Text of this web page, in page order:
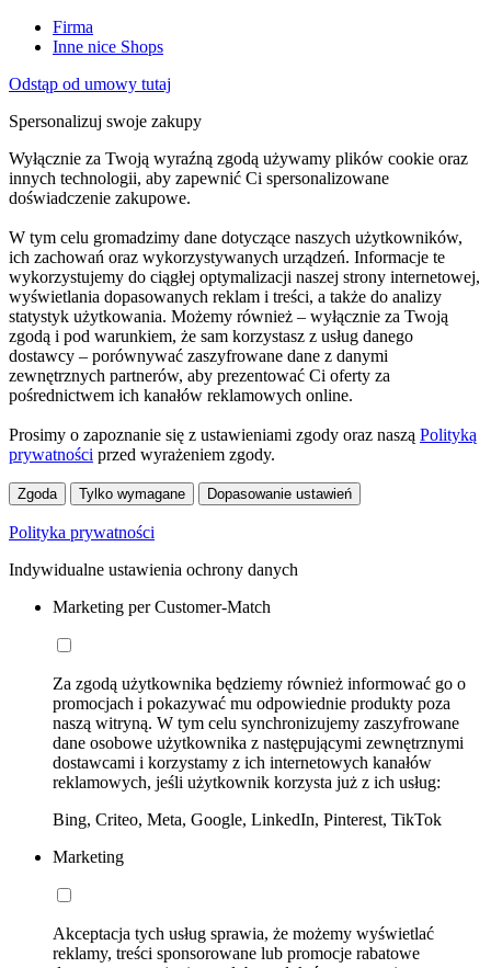
Firma
Inne nice Shops
Odstąp od umowy tutaj
Spersonalizuj swoje zakupy
Wyłącznie za Twoją wyraźną zgodą używamy plików cookie oraz
innych technologii, aby zapewnić Ci spersonalizowane
doświadczenie zakupowe.
W tym celu gromadzimy dane dotyczące naszych użytkowników,
ich zachowań oraz wykorzystywanych urządzeń. Informacje te
wykorzystujemy do ciągłej optymalizacji naszej strony internetowej,
wyświetlania dopasowanych reklam i treści, a także do analizy
statystyk użytkowania. Możemy również – wyłącznie za Twoją
zgodą i pod warunkiem, że sam korzystasz z usług danego
dostawcy – porównywać zaszyfrowane dane z danymi
zewnętrznych partnerów, aby prezentować Ci oferty za
pośrednictwem ich kanałów reklamowych online.
Prosimy o zapoznanie się z ustawieniami zgody oraz naszą Polityką
prywatności przed wyrażeniem zgody.
Zgoda Tylko wymagane Dopasowanie ustawień
Polityka prywatności
Indywidualne ustawienia ochrony danych
Marketing per Customer-Match
Za zgodą użytkownika będziemy również informować go o
promocjach i pokazywać mu odpowiednie produkty poza
naszą witryną. W tym celu synchronizujemy zaszyfrowane
dane osobowe użytkownika z następującymi zewnętrznymi
dostawcami i korzystamy z ich internetowych kanałów
reklamowych, jeśli użytkownik korzysta już z ich usług:
Bing, Criteo, Meta, Google, LinkedIn, Pinterest, TikTok
Marketing
Akceptacja tych usług sprawia, że możemy wyświetlać
reklamy, treści sponsorowane lub promocje rabatowe